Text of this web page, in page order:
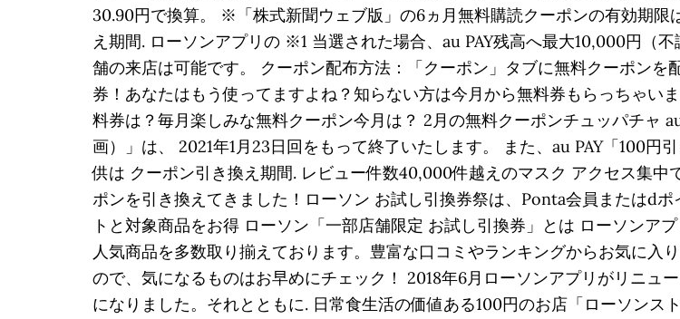
30.90円で換算。 ※「株式新聞ウェブ版」の6ヵ月無料購読クーポンの有効期限
え期間. ローソンアプリの ※1 当選された場合、au PAY残高へ最大10,000円（
舗の来店は可能です。 クーポン配布方法：「クーポン」タブに無料クーポン
券！あなたはもう使ってますよね？知らない方は今月から無料券もらっちゃい
料券は？毎月楽しみな無料クーポン今月は？ 2月の無料クーポンチュッパチャ
画）」は、 2021年1月23日回をもって終了いたします。 また、au PAY「100
供は クーポン引き換え期間. レビュー件数40,000件越えのマスク アクセス集
ポンを引き換えてきました！ローソン お試し引換券祭は、Ponta会員またはd
トと対象商品をお得 ローソン「一部店舗限定 お試し引換券」とは ローソン
人気商品を多数取り揃えております。豊富な口コミやランキングからお気に入
ので、気になるものはお早めにチェック！ 2018年6月ローソンアプリがリニュ
になりました。それとともに. 日常食生活の価値ある100円のお店「ローソン